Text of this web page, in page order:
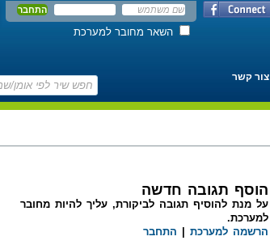
השאר מחובר למערכת
צור קשר
הוסף תגובה חדשה
על מנת להוסיף תגובה לביקורת, עליך להיות מחובר
למערכת.
הרשמה למערכת
התחבר